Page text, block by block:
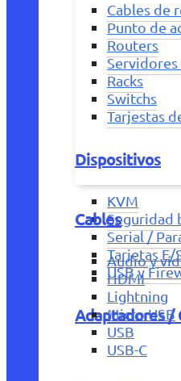
Cables de
Punto de
Routers
Racks
Switchs
Tarjestas
Dispositivos
KVM
Seguridad
Serial /
Tarjetas E/
USB y
Adaptadores /
Cables
Audio y
HDMI
Lightning
Micro USB
USB
USB-C